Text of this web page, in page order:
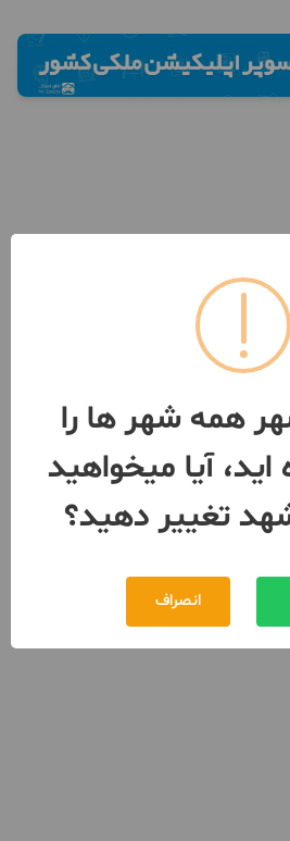
همه شهر ها را
آیا میخواهید
تغییر دهید؟
انصراف